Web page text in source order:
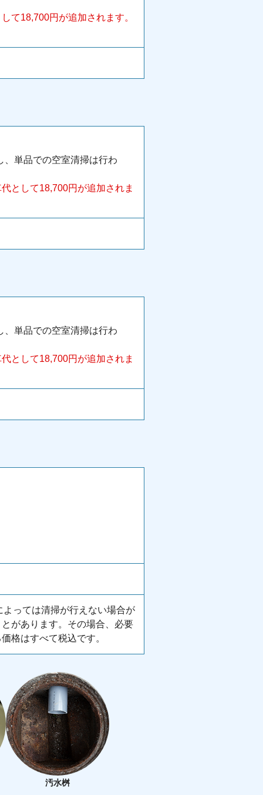
て18,700円が追加されます。
、単品での空室清掃は行わ
として18,700円が追加されま
、単品での空室清掃は行わ
として18,700円が追加されま
っては清掃が行えない場合が
があります。その場合、必要
格はすべて税込です。
汚水桝